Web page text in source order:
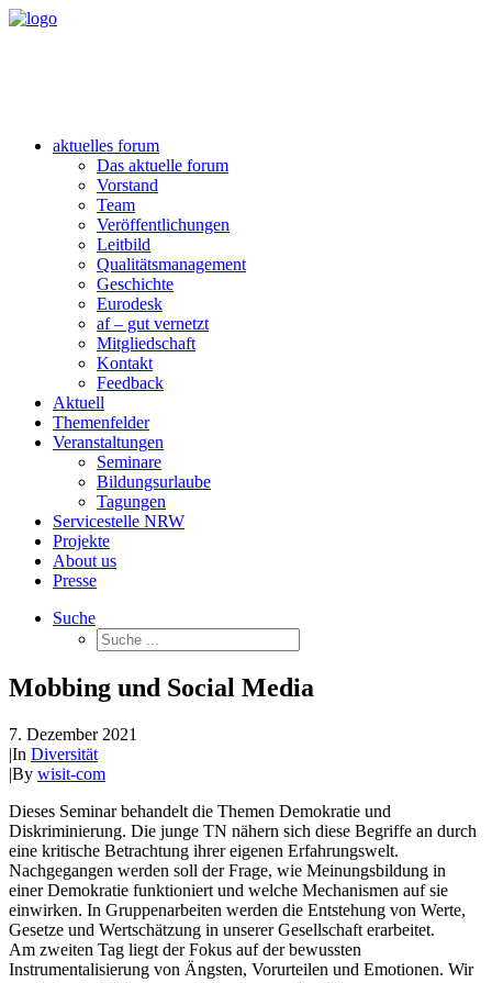
aktuelles forum
Das aktuelle forum
Vorstand
Team
Veröffentlichungen
Leitbild
Qualitätsmanagement
Geschichte
Eurodesk
af – gut vernetzt
Mitgliedschaft
Kontakt
Feedback
Aktuell
Themenfelder
Veranstaltungen
Seminare
Bildungsurlaube
Tagungen
Servicestelle NRW
Projekte
About us
Presse
Suche
Mobbing und Social Media
7. Dezember 2021
|In Diversität
|By wisit-com
Dieses Seminar behandelt die Themen Demokratie und
Diskriminierung. Die junge TN nähern sich diese Begriffe an durch
eine kritische Betrachtung ihrer eigenen Erfahrungswelt.
Nachgegangen werden soll der Frage, wie Meinungsbildung in
einer Demokratie funktioniert und welche Mechanismen auf sie
einwirken. In Gruppenarbeiten werden die Entstehung von Werte,
Gesetze und Wertschätzung in unserer Gesellschaft erarbeitet.
Am zweiten Tag liegt der Fokus auf der bewussten
Instrumentalisierung von Ängsten, Vorurteilen und Emotionen. Wir